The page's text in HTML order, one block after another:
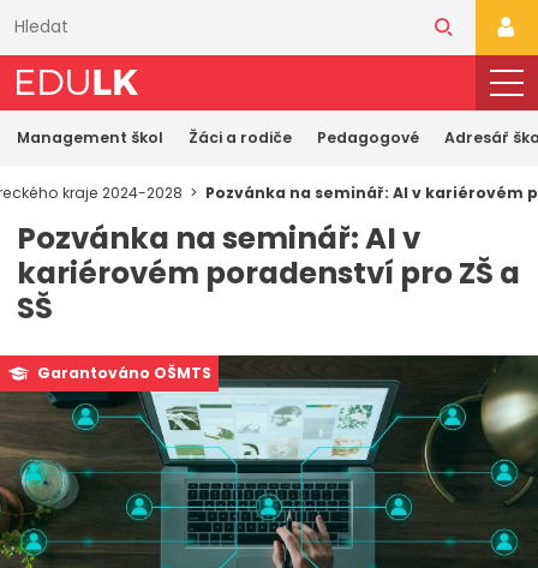
obsahu
Management škol Žáci a rodiče Pedagogové Adresář
kraje 2024-2028 Pozvánka na seminář: AI v kariérovém
Pozvánka na seminář: AI v
kariérovém poradenství pro ZŠ a
SŠ
Garantováno OŠMTS